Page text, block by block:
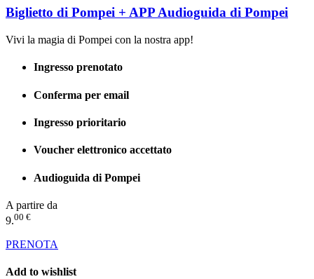
Biglietto di Pompei + APP Audioguida di Pompei
Vivi la magia di Pompei con la nostra app!
Ingresso prenotato
Conferma per email
Ingresso prioritario
Voucher elettronico accettato
Audioguida di Pompei
A partire da
9.00 €
PRENOTA
Add to wishlist